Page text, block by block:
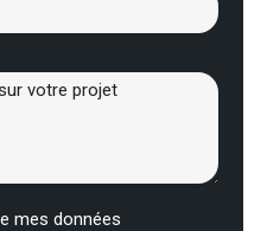
mes données